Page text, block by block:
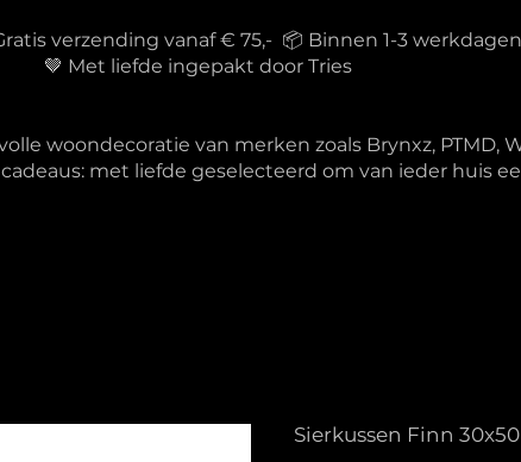
verzending vanaf € 75,- 📦 Binnen 1-3
🤎 Met liefde ingepakt door Tries
woondecoratie van merken zoals Brynxz, PTMD,
met liefde geselecteerd om van ieder huis
Sierkussen Finn